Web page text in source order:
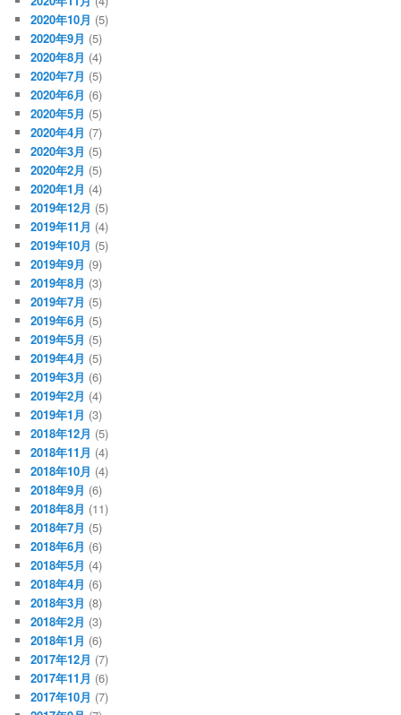
2020年10月 (5)
2020年9月 (5)
2020年8月 (4)
2020年7月 (5)
2020年6月 (6)
2020年5月 (5)
2020年4月 (7)
2020年3月 (5)
2020年2月 (5)
2020年1月 (4)
2019年12月 (5)
2019年11月 (4)
2019年10月 (5)
2019年9月 (9)
2019年8月 (3)
2019年7月 (5)
2019年6月 (5)
2019年5月 (5)
2019年4月 (5)
2019年3月 (6)
2019年2月 (4)
2019年1月 (3)
2018年12月 (5)
2018年11月 (4)
2018年10月 (4)
2018年9月 (6)
2018年8月 (11)
2018年7月 (5)
2018年6月 (6)
2018年5月 (4)
2018年4月 (6)
2018年3月 (8)
2018年2月 (3)
2018年1月 (6)
2017年12月 (7)
2017年11月 (6)
2017年10月 (7)